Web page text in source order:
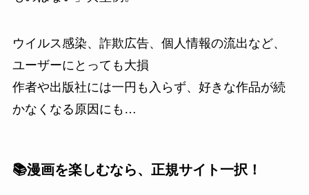
ウイルス感染、詐欺広告、個人情報の流出など、
ユーザーにとっても大損
作者や出版社には一円も入らず、好きな作品が続
かなくなる原因にも…
📚漫画を楽しむなら、正規サイト一択！